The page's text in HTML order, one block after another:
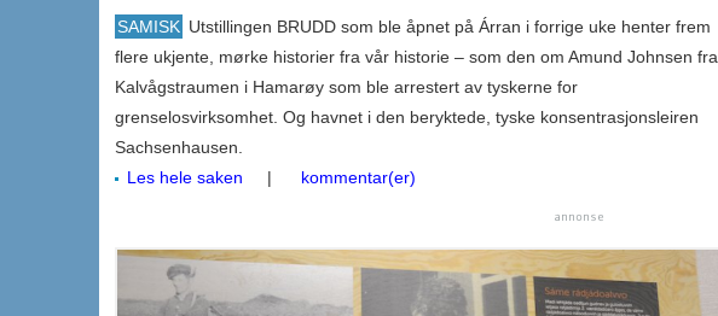
SAMISK Utstillingen BRUDD som ble åpnet på Árran i forrige uke henter frem
flere ukjente, mørke historier fra vår historie – som den om Amund Johnsen fra
Kalvågstraumen i Hamarøy som ble arrestert av tyskerne for
grenselosvirksomhet. Og havnet i den beryktede, tyske konsentrasjonsleiren
Sachsenhausen.
Les hele saken | kommentar(er)